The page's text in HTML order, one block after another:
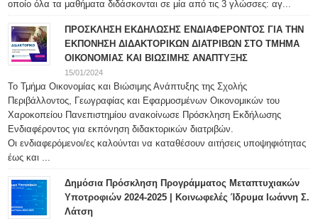
οποίο όλα τα μαθήματα διδάσκονται σε μία από τις 3 γλώσσες: αγ...
ΠΡΟΣΚΛΗΣΗ ΕΚΔΗΛΩΣΗΣ ΕΝΔΙΑΦΕΡΟΝΤΟΣ ΓΙΑ ΤΗΝ
ΕΚΠΟΝΗΣΗ ΔΙΔΑΚΤΟΡΙΚΩΝ ΔΙΑΤΡΙΒΩΝ ΣΤΟ ΤΜΗΜΑ
ΟΙΚΟΝΟΜΙΑΣ ΚΑΙ ΒΙΩΣΙΜΗΣ ΑΝΑΠΤΥΞΗΣ
15/01/2024
Το Τμήμα Οικονομίας και Βιώσιμης Ανάπτυξης της Σχολής
Περιβάλλοντος, Γεωγραφίας και Εφαρμοσμένων Οικονομικών του
Χαροκοπείου Πανεπιστημίου ανακοίνωσε Πρόσκληση Εκδήλωσης
Ενδιαφέροντος για εκπόνηση διδακτορικών διατριβών.
Οι ενδιαφερόμενοι/ες καλούνται να καταθέσουν αιτήσεις υποψηφιότητας
έως και ...
Δημόσια Πρόσκληση Προγράμματος Μεταπτυχιακών
Υποτροφιών 2024-2025 | Κοινωφελές Ίδρυμα Ιωάννη Σ.
Λάτση